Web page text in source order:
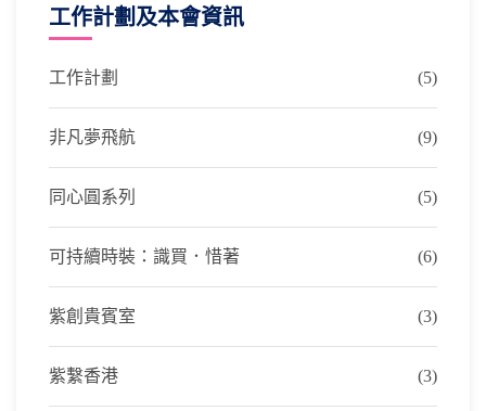
工作計劃及本會資訊
工作計劃 (5)
非凡夢飛航 (9)
同心圓系列 (5)
可持續時裝：識買．惜著 (6)
紫創貴賓室 (3)
紫繫香港 (3)